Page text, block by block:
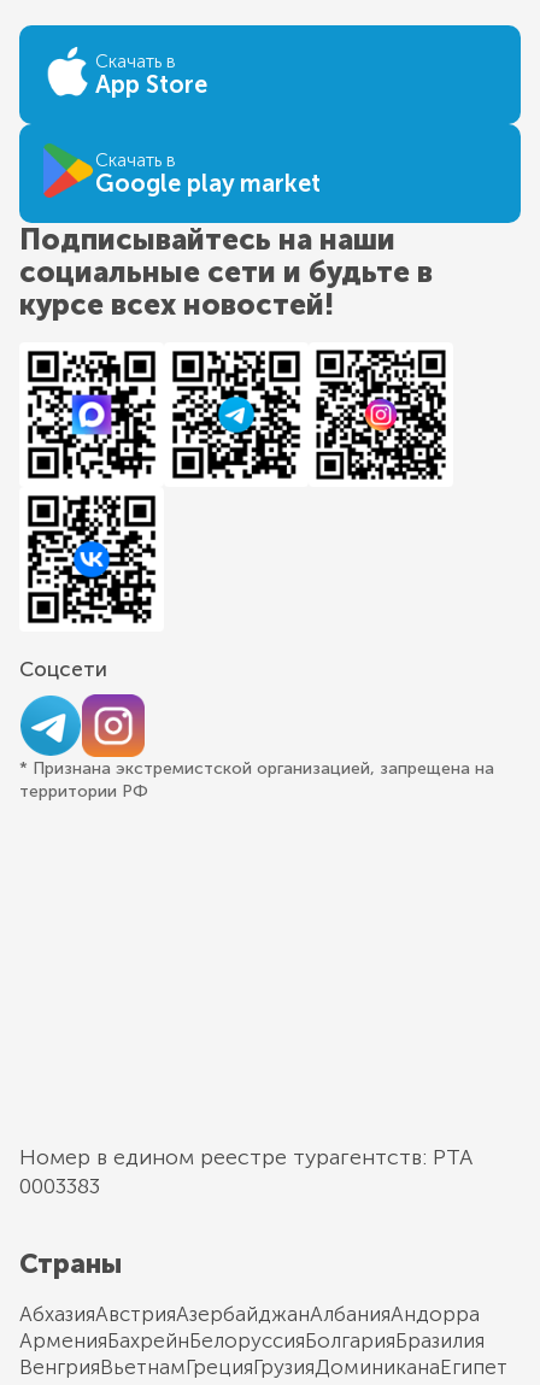
Скачать в
App Store
Скачать в
Google play market
Подписывайтесь на наши
социальные сети и будьте в
курсе всех новостей!
Соцсети
* Признана экстремистской организацией, запрещена на
территории РФ
Номер в едином реестре турагентств: РТА
0003383
Страны
АбхазияАвстрияАзербайджанАлбанияАндорра
АрменияБахрейнБелоруссияБолгарияБразилия
ВенгрияВьетнамГрецияГрузияДоминиканаЕгипет